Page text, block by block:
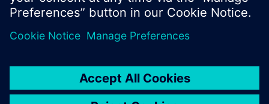
Produktportfölj och priser kan variera mellan
Användarvillkor